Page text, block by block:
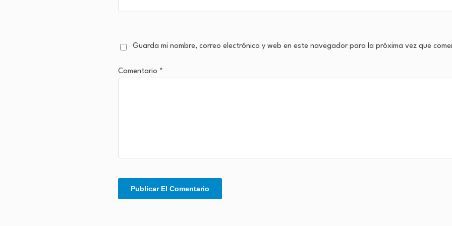
Guarda mi nombre, correo electrónico y web en este navegador para la próxima vez que
Comentario *